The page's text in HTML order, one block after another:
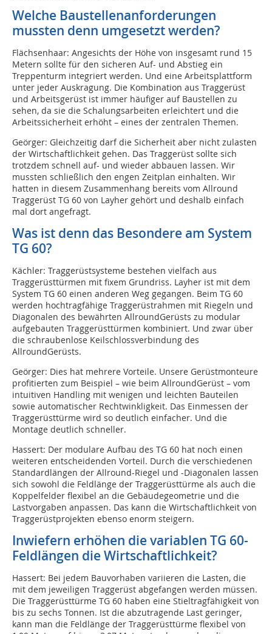
Welche Baustellenanforderungen
mussten denn umgesetzt werden?
Flächsenhaar: Angesichts der Höhe von insgesamt rund 15
Metern sollte für den sicheren Auf- und Abstieg ein
Treppenturm integriert werden. Und eine Arbeitsplattform
unter jeder Auskragung. Die Kombination aus Traggerüst
und Arbeitsgerüst ist immer häufiger auf Baustellen zu
sehen, da sie die Schalungsarbeiten erleichtert und die
Arbeitssicherheit erhöht – eines der zentralen Themen.
Geörger: Gleichzeitig darf die Sicherheit aber nicht zulasten
der Wirtschaftlichkeit gehen. Das Traggerüst sollte sich
trotzdem schnell auf- und wieder abbauen lassen. Wir
mussten schließlich den engen Zeitplan einhalten. Wir
hatten in diesem Zusammenhang bereits vom Allround
Traggerüst TG 60 von Layher gehört und deshalb einfach
mal dort angefragt.
Was ist denn das Besondere am System
TG 60?
Kächler: Traggerüstsysteme bestehen vielfach aus
Traggerüsttürmen mit fixem Grundriss. Layher ist mit dem
System TG 60 einen anderen Weg gegangen. Beim TG 60
werden hochtragfähige Traggerüstrahmen mit Riegeln und
Diagonalen des bewährten AllroundGerüsts zu modular
aufgebauten Traggerüsttürmen kombiniert. Und zwar über
die schraubenlose Keilschlossverbindung des
AllroundGerüsts.
Geörger: Dies hat mehrere Vorteile. Unsere Gerüstmonteure
profitierten zum Beispiel – wie beim AllroundGerüst – vom
intuitiven Handling mit wenigen und leichten Bauteilen
sowie automatischer Rechtwinkligkeit. Das Einmessen der
Traggerüsttürme wird so deutlich einfacher. Und die
Montage deutlich schneller.
Hassert: Der modulare Aufbau des TG 60 hat noch einen
weiteren entscheidenden Vorteil. Durch die verschiedenen
Standardlängen der Allround-Riegel und -Diagonalen lassen
sich sowohl die Feldlänge der Traggerüsttürme als auch die
Koppelfelder flexibel an die Gebäudegeometrie und die
Lastvorgaben anpassen. Das kann die Wirtschaftlichkeit von
Traggerüstprojekten ebenso enorm steigern.
Inwiefern erhöhen die variablen TG 60-
Feldlängen die Wirtschaftlichkeit?
Hassert: Bei jedem Bauvorhaben variieren die Lasten, die
mit dem jeweiligen Traggerüst abgefangen werden müssen.
Die Traggerüsttürme TG 60 haben eine Stieltragfähigkeit von
bis zu sechs Tonnen. Ist die abzutragende Last geringer,
kann man die Feldlänge der Traggerüsttürme flexibel von